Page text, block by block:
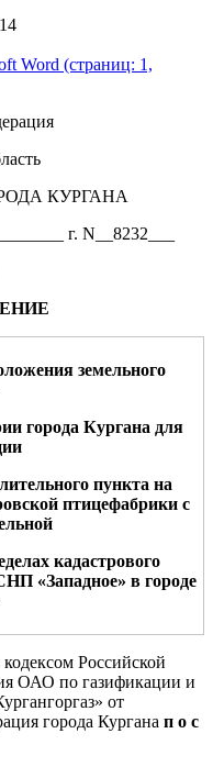
Word (страниц: 1,
КУРГАНА
г. N__8232___
земельного
города Кургана для
пункта на
птицефабрики с
кадастрового
П «Западное» в городе
Российской
ОАО по газификации и
от
города Кургана п о с